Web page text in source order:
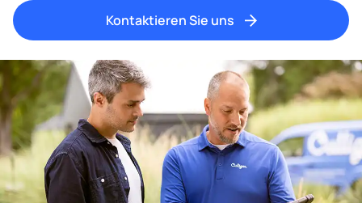
Kontaktieren Sie uns